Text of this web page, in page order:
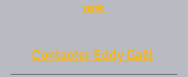
venir.
Contacter Eddy Gaël